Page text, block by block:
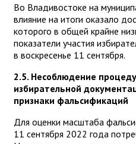
Во Владивостоке на
влияние на итоги оказало
которого в общей крайне
показатели участия
в воскресенье 11 сентября.
2.5. Несоблюдение
избирательной
признаки фальсификаций
Для оценки масштаба
11 сентября 2022 года